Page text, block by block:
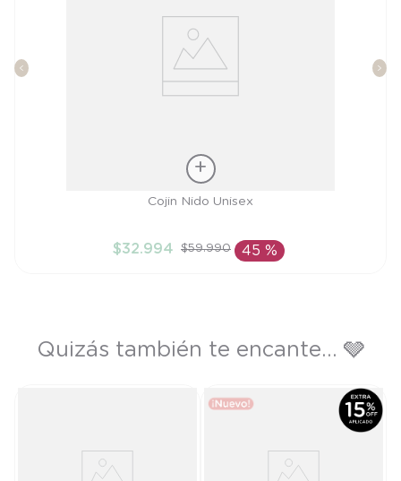
AÑADIR AL CARRITO
Cojin Nido Unisex
$32.994 $59.990 45 %
Quizás también te encante... 🩶